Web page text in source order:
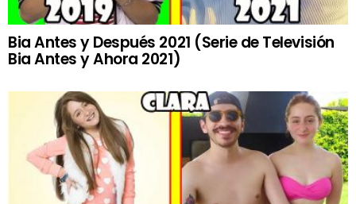
Bia Antes y Después 2021 (Serie de Televisión
Bia Antes y Ahora 2021)